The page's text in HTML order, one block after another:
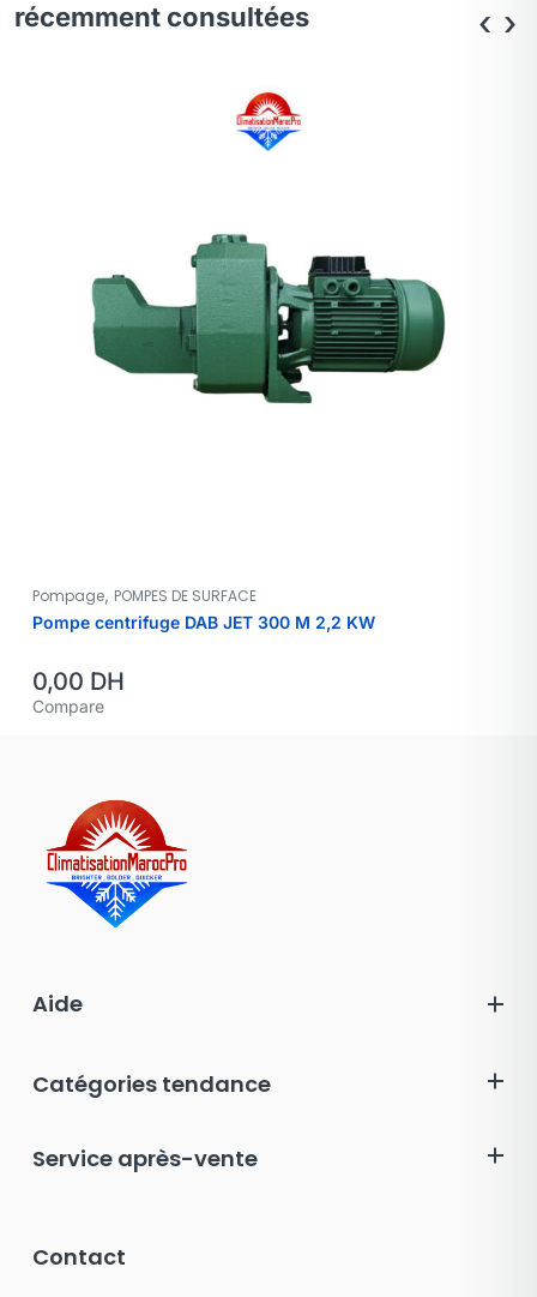
récemment consultées
Pompage POMPES DE SURFACE
Pompe centrifuge DAB JET 300 M 2,2 KW
0,00 DH
Compare
‹ ›
Aide
Catégories tendance
Service après-vente
Contact